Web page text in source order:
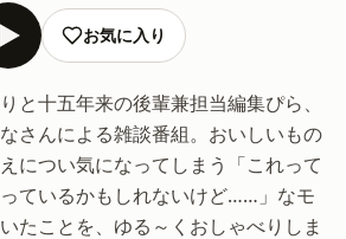
お気に入り
と十五年来の後輩兼担当編集ぴら、
さんによる雑談番組。おいしいもの
につい気になってしまう「これって
ているかもしれないけど……」なモ
たことを、ゆる～くおしゃべりしま